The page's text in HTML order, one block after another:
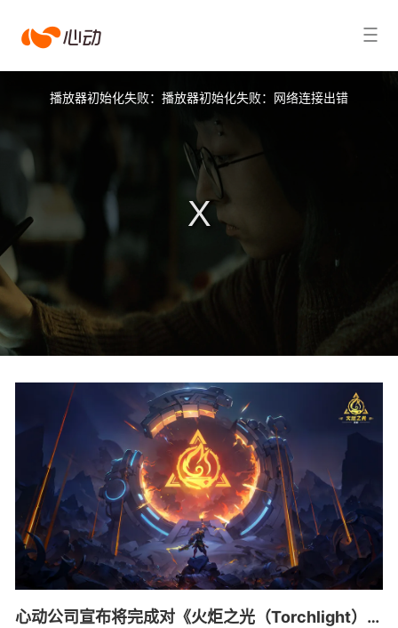
心
动
搜索结果
播放器初始化失败：播放器初始化失败：网络连接出错
心动公司宣布将完成对《火炬之光（Torchlight）》